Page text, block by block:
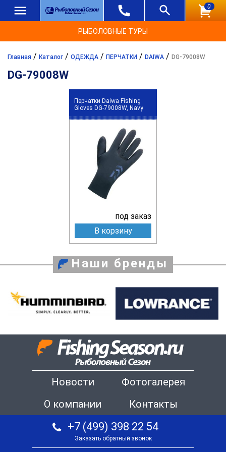
0
РЫБОЛОВНЫЕ ТУРЫ
Главная / Каталог / ОДЕЖДА / ПЕРЧАТКИ / DAIWA / DG-79008W
DG-79008W
Перчатки Daiwa Fishing
Gloves DG-79008W, Navy
под заказ
В корзину
Наши бренды
Новости
Фотогалерея
О компании
Контакты
+7 (499) 398 22 54
Заказать обратный звонок